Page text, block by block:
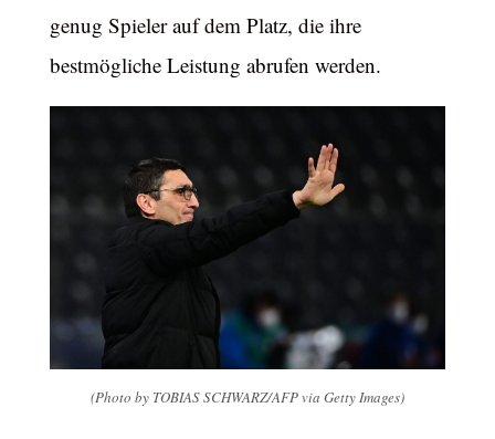
genug Spieler auf dem Platz, die ihre
bestmögliche Leistung abrufen werden.
(Photo by TOBIAS SCHWARZ/AFP via Getty Images)